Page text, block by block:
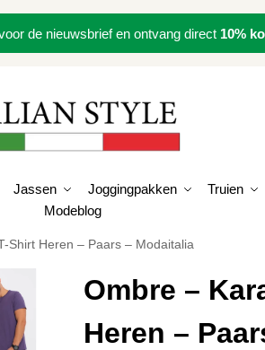
de nieuwsbrief en ontvang direct 10%
Jassen Joggingpakken
Truien
Modeblog
Shirt Heren – Paars – Modaitalia
Ombre –
Heren –